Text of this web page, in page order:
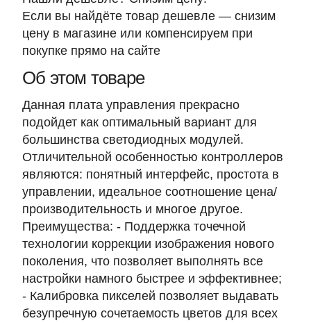
Если вы найдёте товар дешевле — снизим
цену в магазине или компенсируем при
покупке прямо на сайте
Об этом товаре
Данная плата управления прекрасно
подойдет как оптимальный вариант для
большинства светодиодных модулей.
Отличительной особенностью контроллеров
являются: понятный интерфейс, простота в
управлении, идеальное соотношение цена/
производительность и многое другое.
Преимущества: - Поддержка точечной
технологии коррекции изображения нового
поколения, что позволяет выполнять все
настройки намного быстрее и эффективнее;
- Калибровка пикселей позволяет выдавать
безупречную сочетаемость цветов для всех